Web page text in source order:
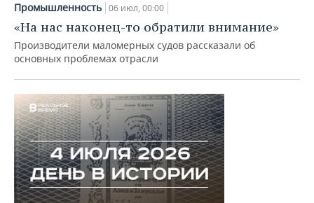
Промышленность 06 июл, 00:00
«На нас наконец-то обратили внимание»
Производители маломерных судов рассказали об
основных проблемах отрасли